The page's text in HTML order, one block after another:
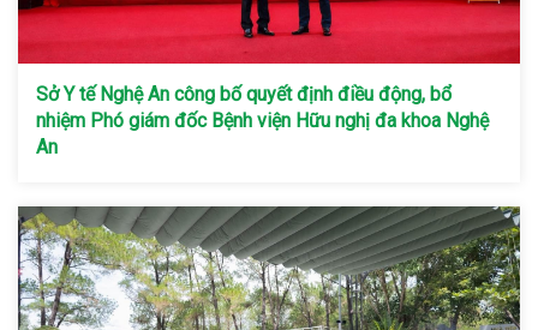
Sở Y tế Nghệ An công bố quyết định điều động, bổ
nhiệm Phó giám đốc Bệnh viện Hữu nghị đa khoa Nghệ
An